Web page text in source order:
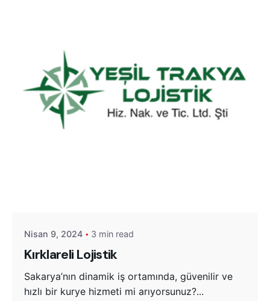
Nisan 9, 2024 3 min read
Kırklareli Lojistik
Sakarya’nın dinamik iş ortamında, güvenilir ve
hızlı bir kurye hizmeti mi arıyorsunuz?...